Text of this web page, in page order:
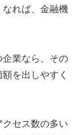
なれば、金融機
企業なら、その
を出しやすく
セス数の多い